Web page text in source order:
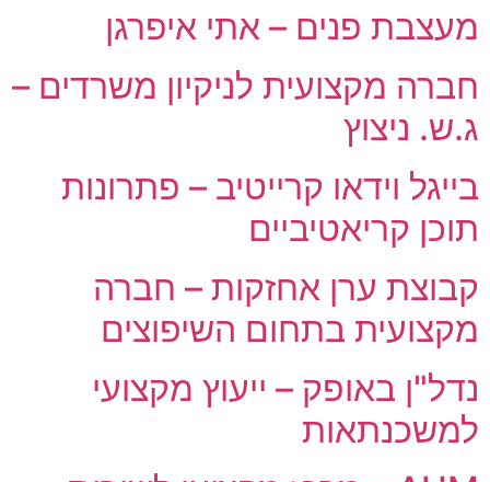
מעצבת פנים – אתי איפרגן
חברה מקצועית לניקיון משרדים –
ג.ש. ניצוץ
בייגל וידאו קרייטיב – פתרונות
תוכן קריאטיביים
קבוצת ערן אחזקות – חברה
מקצועית בתחום השיפוצים
נדל"ן באופק – ייעוץ מקצועי
למשכנתאות